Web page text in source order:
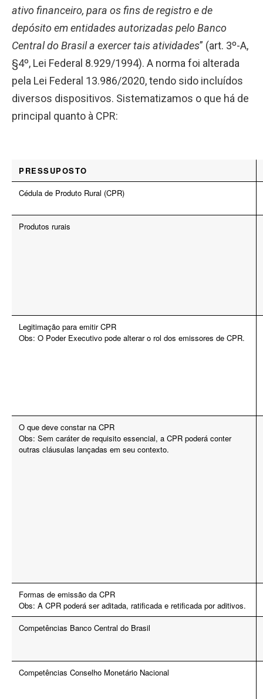
ativo financeiro, para os fins de registro e de
depósito em entidades autorizadas pelo Banco
Central do Brasil a exercer tais atividades” (art. 3º-A,
§4º, Lei Federal 8.929/1994). A norma foi alterada
pela Lei Federal 13.986/2020, tendo sido incluídos
diversos dispositivos. Sistematizamos o que há de
principal quanto à CPR:
PRESSUPOSTO
Cédula de Produto Rural (CPR)
Produtos rurais
Legitimação para emitir CPR
Obs: O Poder Executivo pode alterar o rol dos emissores de CPR.
O que deve constar na CPR
Obs: Sem caráter de requisito essencial, a CPR poderá conter
outras cláusulas lançadas em seu contexto.
Formas de emissão da CPR
Obs: A CPR poderá ser aditada, ratificada e retificada por aditivos.
Competências Banco Central do Brasil
Competências Conselho Monetário Nacional